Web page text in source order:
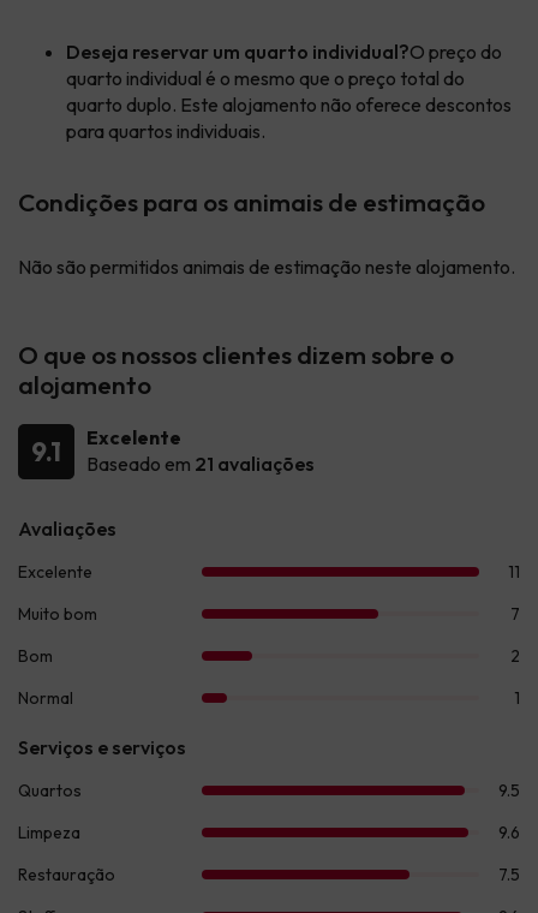
Deseja reservar um quarto individual?O preço do
quarto individual é o mesmo que o preço total do
quarto duplo. Este alojamento não oferece descontos
para quartos individuais.
Condições para os animais de estimação
Não são permitidos animais de estimação neste alojamento.
O que os nossos clientes dizem sobre o
alojamento
9.1
Excelente
Baseado em 21 avaliações